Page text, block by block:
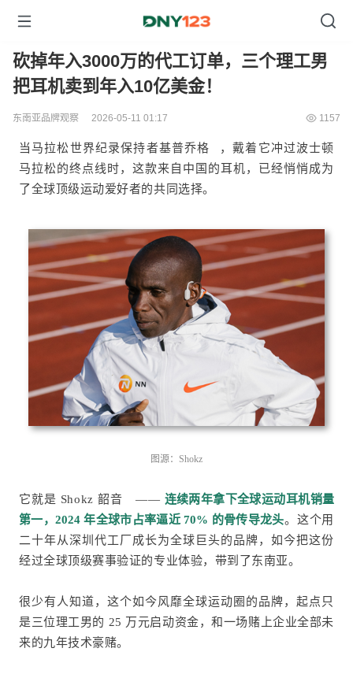
砍掉年入3000万的代工订单，三个理工男
把耳机卖到年入10亿美金！
东南亚品牌观察 2026-05-11 01:17 1157
当马拉松世界纪录保持者基普乔格
，戴着它冲过波士顿
马拉松的终点线时，这款来自中国的耳机，已经悄悄成为
了全球顶级运动爱好者的共同选择。
图源：Shokz
它就是 Shokz 韶音 —— 连续两年拿下全球运动耳机销量
第一，2024 年全球市占率逼近 70% 的骨传导龙头。这个用
二十年从深圳代工厂成长为全球巨头的品牌，如今把这份
经过全球顶级赛事验证的专业体验，带到了东南亚。
很少有人知道，这个如今风靡全球运动圈的品牌，起点只
是三位理工男的 25 万元启动资金，和一场赌上企业全部未
来的九年技术豪赌。